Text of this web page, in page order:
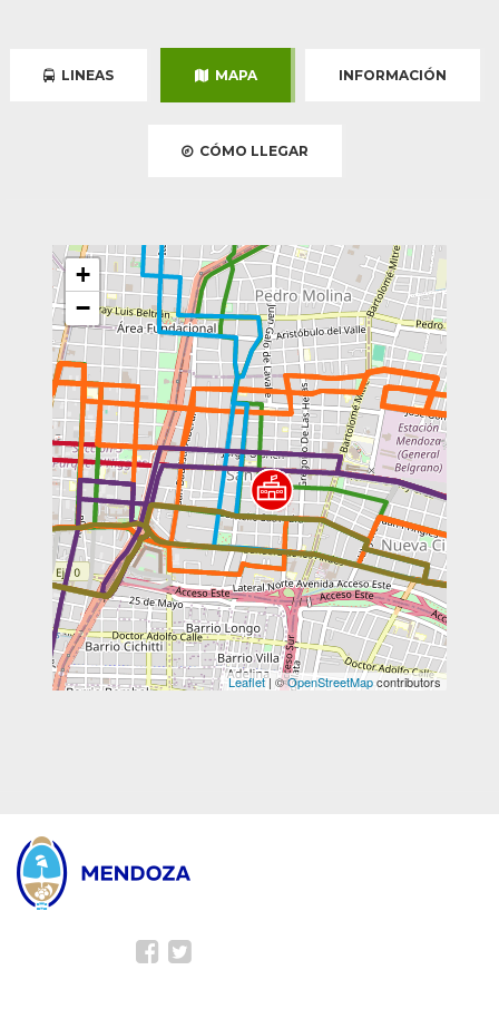
LINEAS MAPA INFORMACIÓN
CÓMO LLEGAR
+
−
Leaflet| ©OpenStreetMapcontributors